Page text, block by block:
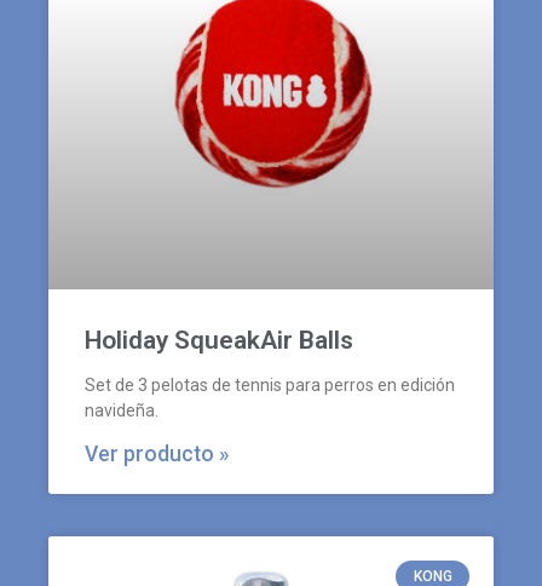
Holiday SqueakAir Balls
Set de 3 pelotas de tennis para perros en edición
navideña.
Ver producto »
KONG